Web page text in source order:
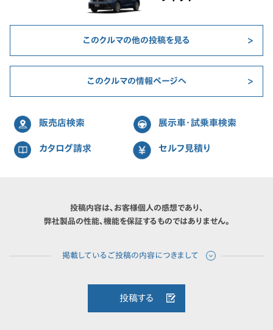
このクルマの他の投稿を見る
このクルマの情報ページへ
販売店検索 展示車・試乗車検索
カタログ請求 セルフ見積り
投稿内容は、お客様個人の感想であり、
弊社製品の性能、機能を保証するものではありません。
投稿する